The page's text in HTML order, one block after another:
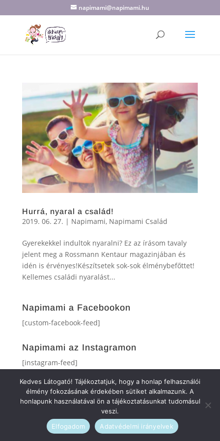
napimami@napimami.hu
Hurrá, nyaral a család!
2019. 06. 27. | Napimami, Napimami Család
Gyerekekkel indultok nyaralni? Ez az írásom tavaly
jelent meg a Rossmann Kentaur magazinjában és
idén is érvényes!Készítsetek sok-sok élménybefőttet!
Kellemes családi nyaralást...
Napimami a Facebookon
[custom-facebook-feed]
Napimami az Instagramon
[instagram-feed]
Kedves Látogató! Tájékoztatjuk, hogy a honlap felhasználói
élmény fokozásának érdekében sütiket alkalmazunk. A
honlapunk használatával ön a tájékoztatásunkat tudomásul
veszi.
Elfogadom
Adatvédelmi irányelvek